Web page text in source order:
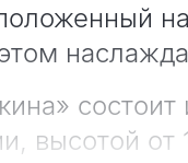
высотой